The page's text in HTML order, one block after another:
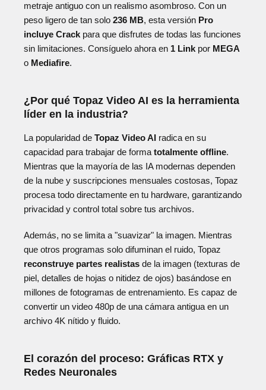
metraje antiguo con un realismo asombroso. Con un
peso ligero de tan solo 236 MB, esta versión Pro
incluye Crack para que disfrutes de todas las funciones
sin limitaciones. Consíguelo ahora en 1 Link por MEGA
o Mediafire.
¿Por qué Topaz Video AI es la herramienta
líder en la industria?
La popularidad de Topaz Video AI radica en su
capacidad para trabajar de forma totalmente offline.
Mientras que la mayoría de las IA modernas dependen
de la nube y suscripciones mensuales costosas, Topaz
procesa todo directamente en tu hardware, garantizando
privacidad y control total sobre tus archivos.
Además, no se limita a "suavizar" la imagen. Mientras
que otros programas solo difuminan el ruido, Topaz
reconstruye partes realistas de la imagen (texturas de
piel, detalles de hojas o nitidez de ojos) basándose en
millones de fotogramas de entrenamiento. Es capaz de
convertir un video 480p de una cámara antigua en un
archivo 4K nítido y fluido.
El corazón del proceso: Gráficas RTX y
Redes Neuronales